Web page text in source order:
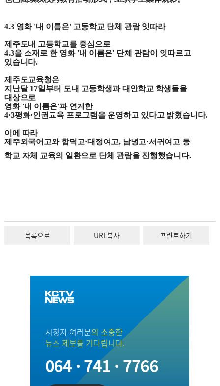
4.3 영화 '내 이름은' 고등학교 단체 관람 잇따라
제주도내 고등학교를 중심으로
4.3을 소재로 한 영화 '내 이름은' 단체 관람이 잇따르고
있습니다.
제주도교육청은
지난달 17일부터 도내 고등학생과 대안학교 학생들을
대상으로
영화 '내 이름은'과 연계한
4·3평화·인권교육 프로그램을 운영하고 있다고 밝혔습니다.
이에 따라
제주외국어고와 함덕고·대정여고, 남녕고·서귀여고 등
학교 자체 교육의 일환으로 단체 관람을 진행했습니다.
목록으로 URL복사 프린트하기
시청자 여러분의 소중한
뉴스 제보를 기다립니다.
064 · 741 · 7766